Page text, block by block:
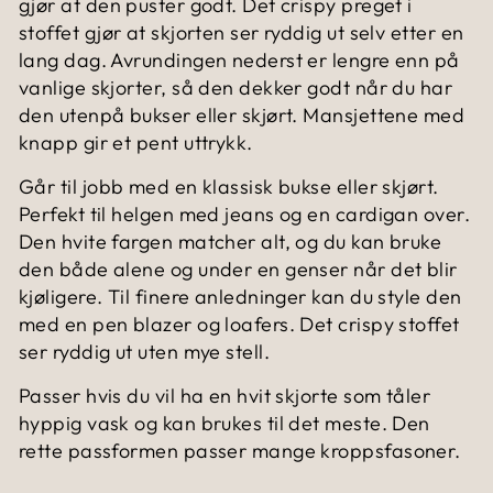
stoffet gjør at skjorten ser ryddig ut selv etter en
lang dag. Avrundingen nederst er lengre enn på
vanlige skjorter, så den dekker godt når du har
den utenpå bukser eller skjørt. Mansjettene med
knapp gir et pent uttrykk.
Går til jobb med en klassisk bukse eller skjørt.
Perfekt til helgen med jeans og en cardigan over.
Den hvite fargen matcher alt, og du kan bruke
den både alene og under en genser når det blir
kjøligere. Til finere anledninger kan du style den
med en pen blazer og loafers. Det crispy stoffet
ser ryddig ut uten mye stell.
Passer hvis du vil ha en hvit skjorte som tåler
hyppig vask og kan brukes til det meste. Den
rette passformen passer mange kroppsfasoner.